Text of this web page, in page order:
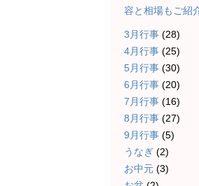
容と相場もご紹
3月行事 (28)
4月行事 (25)
5月行事 (30)
6月行事 (20)
7月行事 (16)
8月行事 (27)
9月行事 (5)
うなぎ (2)
お中元 (3)